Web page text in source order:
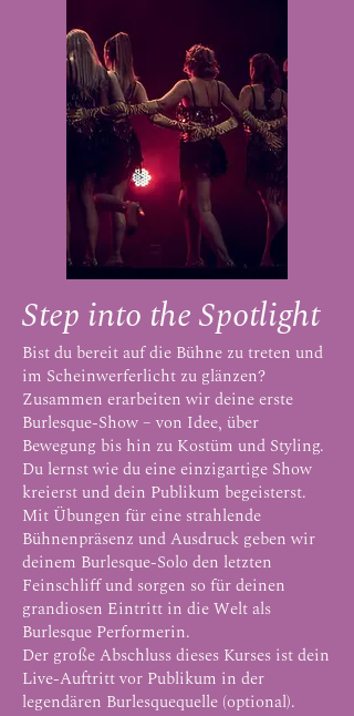
Step into the Spotlight
Bist du bereit auf die Bühne zu treten und
im Scheinwerferlicht zu glänzen?
Zusammen erarbeiten wir deine erste
Burlesque-Show – von Idee, über
Bewegung bis hin zu Kostüm und Styling.
Du lernst wie du eine einzigartige Show
kreierst und dein Publikum begeisterst.
Mit Übungen für eine strahlende
Bühnenpräsenz und Ausdruck geben wir
deinem Burlesque-Solo den letzten
Feinschliff und sorgen so für deinen
grandiosen Eintritt in die Welt als
Burlesque Performerin.
Der große Abschluss dieses Kurses ist dein
Live-Auftritt vor Publikum in der
legendären Burlesquequelle (optional).